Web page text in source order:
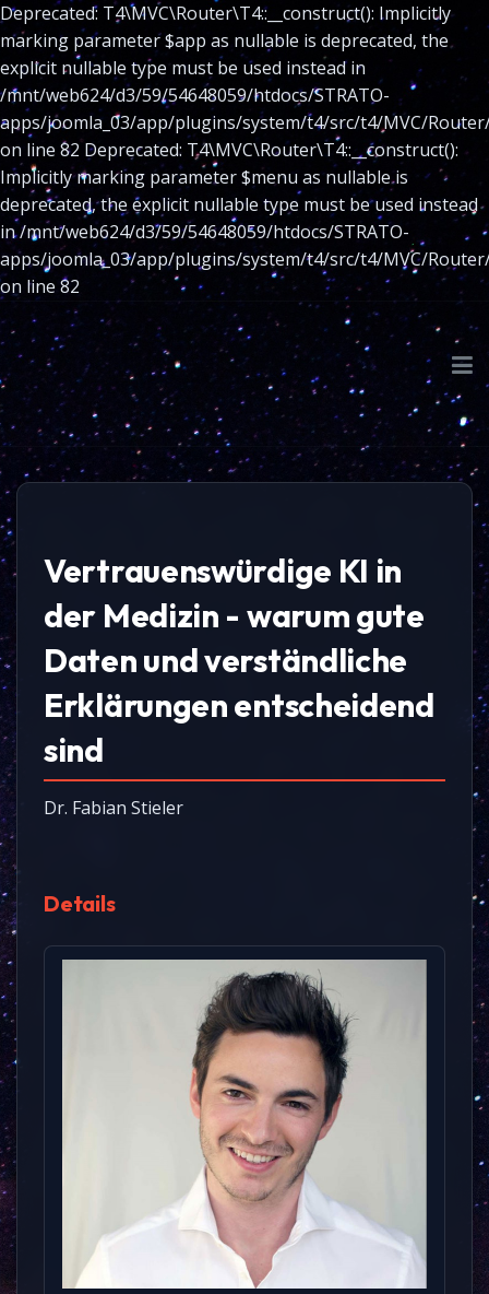
Deprecated: T4\MVC\Router\T4::__construct(): Implicitly
marking parameter $app as nullable is deprecated, the
explicit nullable type must be used instead in
/mnt/web624/d3/59/54648059/htdocs/STRATO-
apps/joomla_03/app/plugins/system/t4/src/t4/MVC/
on line 82 Deprecated: T4\MVC\Router\T4::__construct():
Implicitly marking parameter $menu as nullable is
deprecated, the explicit nullable type must be used instead
in /mnt/web624/d3/59/54648059/htdocs/STRATO-
apps/joomla_03/app/plugins/system/t4/src/t4/MVC/
on line 82
Vertrauenswürdige KI in
der Medizin - warum gute
Daten und verständliche
Erklärungen entscheidend
sind
Dr. Fabian Stieler
Details